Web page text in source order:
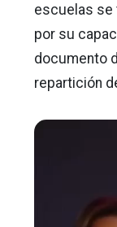
escuelas se
por su
documento
repartición